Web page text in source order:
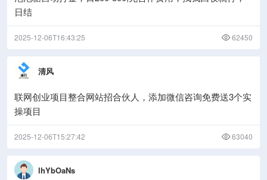
日结
2025-12-06T16:43:25 62450
清风
联网创业项目整合网站招合伙人，添加微信咨询免费送3个实
操项目
2025-12-06T15:27:42 63040
lhYbOaNs